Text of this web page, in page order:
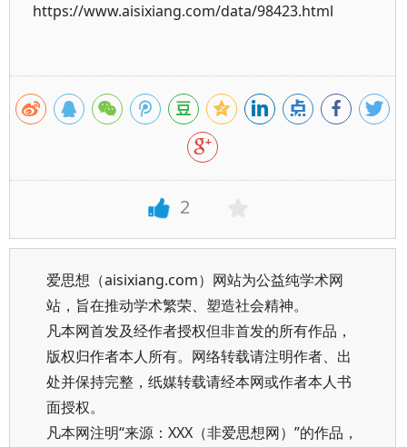
https://www.aisixiang.com/data/98423.html
2
爱思想（aisixiang.com）网站为公益纯学术网
站，旨在推动学术繁荣、塑造社会精神。
凡本网首发及经作者授权但非首发的所有作品，
版权归作者本人所有。网络转载请注明作者、出
处并保持完整，纸媒转载请经本网或作者本人书
面授权。
凡本网注明“来源：XXX（非爱思想网）”的作品，